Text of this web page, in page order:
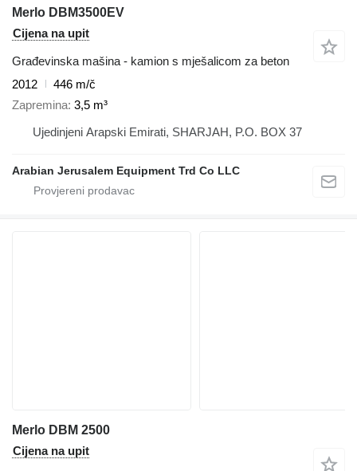
Merlo DBM3500EV
Cijena na upit
Građevinska mašina - kamion s mješalicom za beton
2012
446 m/č
Zapremina 3,5 m³
Ujedinjeni Arapski Emirati, SHARJAH, P.O. BOX 37
Arabian Jerusalem Equipment Trd Co LLC
Merlo DBM 2500
Cijena na upit